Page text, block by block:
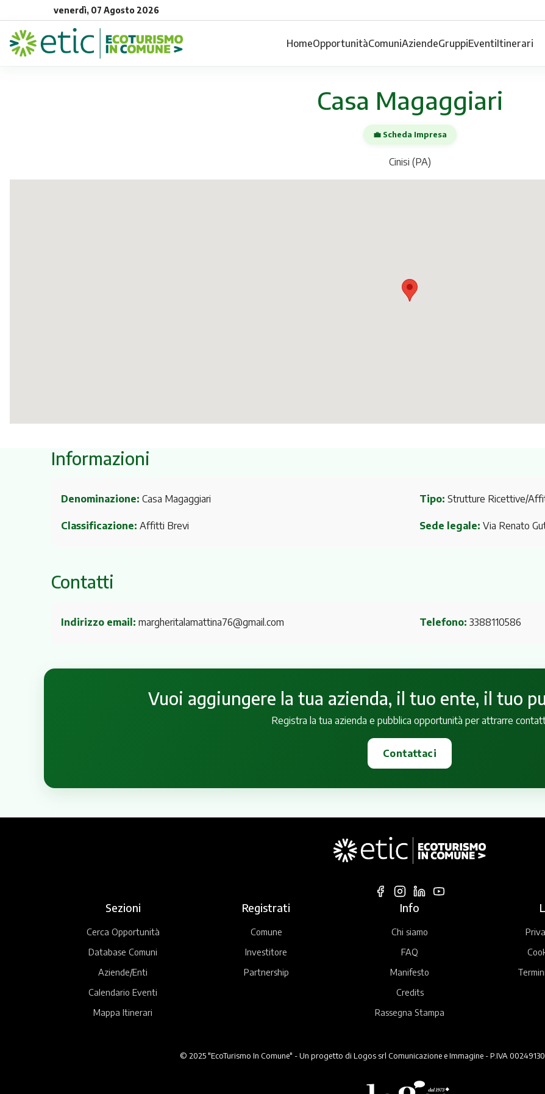
venerdì, 07 Agosto 2026
HomeOpportunitàComuniAziendeGruppiEventiItinerari
Casa Magaggiari
💼 Scheda Impresa
Cinisi (PA)
Informazioni
Denominazione: Casa Magaggiari Tipo: Strutture Ricettive/
Classificazione: Affitti Brevi Sede legale: Via Renato
Contatti
Indirizzo email: margheritalamattina76@gmail.com Telefono: 3388110586
Vuoi aggiungere la tua azienda, il tuo ente, il tuo
Registra la tua azienda e pubblica opportunità per attrarre
Contattaci
Sezioni
Cerca Opportunità
Database Comuni
Aziende/Enti
Calendario Eventi
Mappa Itinerari
Registrati
Comune
Investitore
Partnership
Info
Chi siamo
FAQ
Manifesto
Credits
Rassegna Stampa
© 2025 "EcoTurismo In Comune" - Un progetto di Logos srl Comunicazione e Immagine - P.IVA